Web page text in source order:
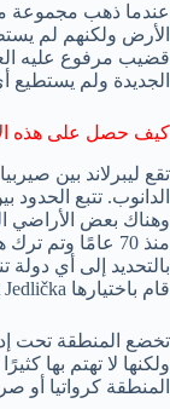
عندما ذهب مجموعة
الأرض ولكنهم لم
قضيب مرفوع عليه
الجديدة ولم
كيف حصل على هذه
تقع ليبرلاند بين
الدانوب. تتبع الحدود
وهناك بعض الأراضي
منذ 70 عامًا
قام باختيارها Vít Jedlička لكي ينشئ أصغر دولة في العالم
المنطقة كرواتيا أو